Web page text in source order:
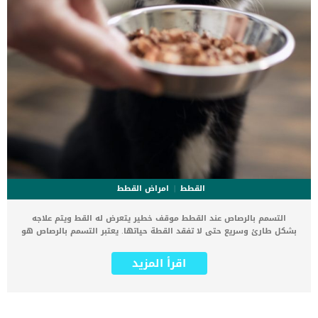
القطط
امراض القطط
التسمم بالرصاص عند القطط موقف خطير يتعرض له القط ويتم علاجه
بشكل طارئ وسريع حتى لا تفقد القطة حياتها. يعتبر التسمم بالرصاص هو
خطورة هذه الحالة الى ان الرصاص يمتلك القدرة على تعطيل وإتلاف
وظائف الخلايا الطبيعية وقد يؤثر على أنظمة متعددة في جميع أنحاء
اقرأ المزيد